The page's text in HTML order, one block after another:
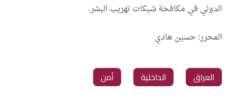
الدولي في مكافحة شبكات تهريب البشر.
المحرر: حسين هادي
العراق الداخلية أمن